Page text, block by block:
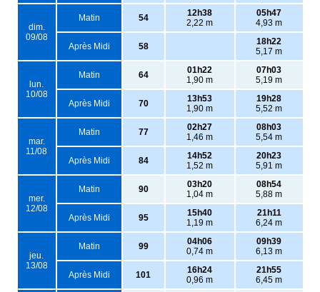
dim.
09/08
Matin 54
12h38
2,22 m
05h47
4,93 m
Après Midi 58
18h22
5,17 m
lun.
10/08
Matin 64
01h22
1,90 m
07h03
5,19 m
Après Midi 70
13h53
1,90 m
19h28
5,52 m
mar.
11/08
Matin 77
02h27
1,46 m
08h03
5,54 m
Après Midi 84
14h52
1,52 m
20h23
5,91 m
mer.
12/08
Matin 90
03h20
1,04 m
08h54
5,88 m
Après Midi 95
15h40
1,19 m
21h11
6,24 m
jeu.
13/08
Matin 99
04h06
0,74 m
09h39
6,13 m
Après Midi 101
16h24
0,96 m
21h55
6,45 m